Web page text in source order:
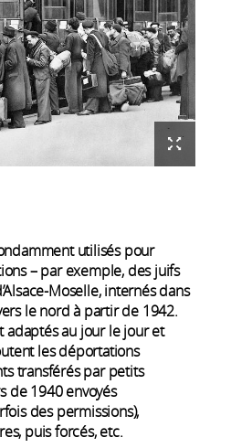
utilisés pour
– par exemple, des juifs
Moselle, internés dans
le nord à partir de 1942.
adaptés au jour le jour et
les déportations
transférés par petits
de 1940 envoyés
des permissions),
puis forcés, etc.